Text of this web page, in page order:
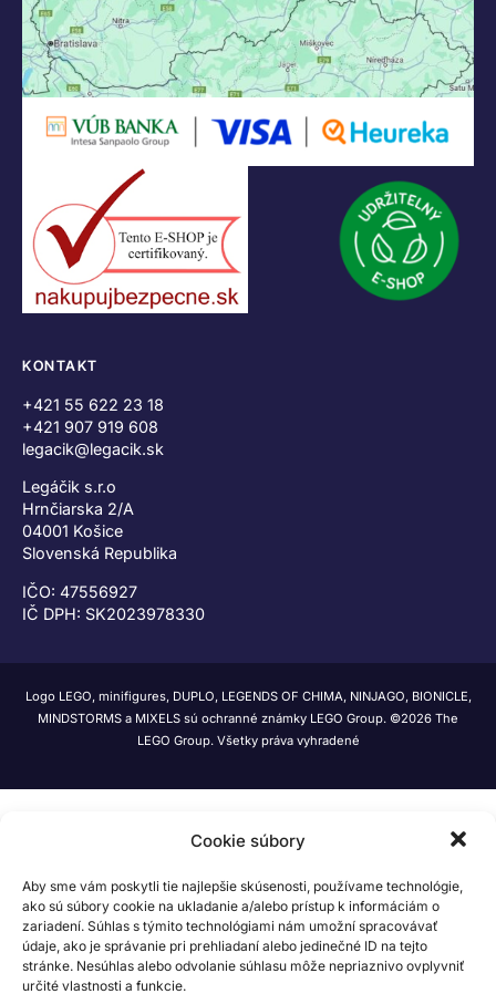
Cookie súbory
Aby sme vám poskytli tie najlepšie skúsenosti, používame technológie,
ako sú súbory cookie na ukladanie a/alebo prístup k informáciám o
zariadení. Súhlas s týmito technológiami nám umožní spracovávať
údaje, ako je správanie pri prehliadaní alebo jedinečné ID na tejto
stránke. Nesúhlas alebo odvolanie súhlasu môže nepriaznivo ovplyvniť
určité vlastnosti a funkcie.
KONTAKT
+421 55 622 23 18
+421 907 919 608
legacik@legacik.sk
Legáčik s.r.o
Hrnčiarska 2/A
04001 Košice
Slovenská Republika
IČO: 47556927
IČ DPH: SK2023978330
Logo LEGO, minifigures, DUPLO, LEGENDS OF CHIMA, NINJAGO, BIONICLE,
MINDSTORMS a MIXELS sú ochranné známky LEGO Group. ©2026 The
LEGO Group. Všetky práva vyhradené